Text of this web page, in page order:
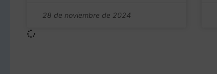
28 de noviembre de 2024